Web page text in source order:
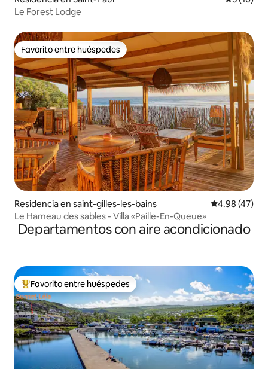
Le Forest Lodge
Favorito entre huéspedes
Favorito entre huéspedes
Residencia en saint-gilles-les-bains Calificación
4.98 (47)
Le Hameau des sables - Villa «Paille-En-Queue»
Departamentos con aire acondicionado
De los mejores en Favorito entre huéspedes
Favorito entre huéspedes